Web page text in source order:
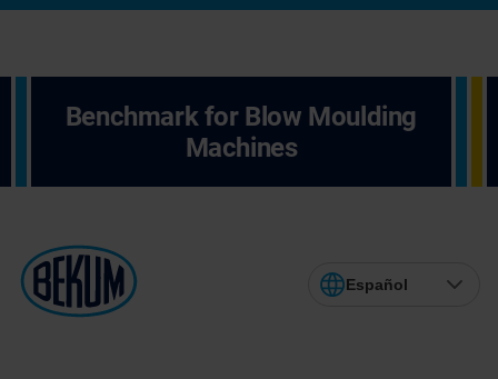
Benchmark for Blow Moulding
Machines
Español